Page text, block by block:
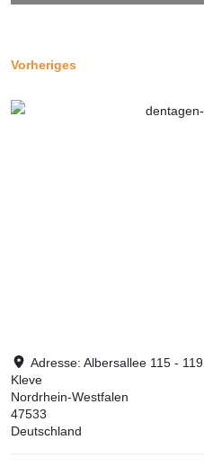
Vorheriges
Adresse:Albersallee 115 - 119
Kleve
Nordrhein-Westfalen
47533
Deutschland